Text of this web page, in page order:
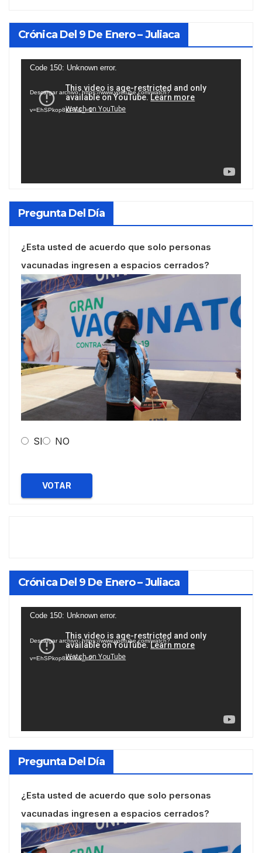
Crónica Del 9 De Enero – Juliaca
Reproductor
vídeo
Code 150: Unknown error.
Descargar archivo: https://www.youtube.com/watch?
v=EhSPkop8KPY&_=1
Pregunta Del Día
¿Esta usted de acuerdo que solo personas
vacunadas ingresen a espacios cerrados?
SI NO
VOTAR
Crónica Del 9 De Enero – Juliaca
Reproductor
vídeo
Code 150: Unknown error.
Descargar archivo: https://www.youtube.com/watch?
v=EhSPkop8KPY&_=2
Pregunta Del Día
¿Esta usted de acuerdo que solo personas
vacunadas ingresen a espacios cerrados?